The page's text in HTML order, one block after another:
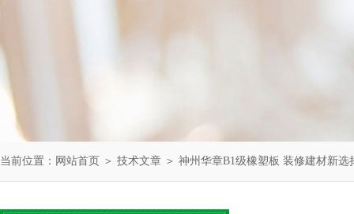
当前位置： 网站首页 ＞ 技术文章 ＞ 神州华章B1级橡塑板 装修建材新选